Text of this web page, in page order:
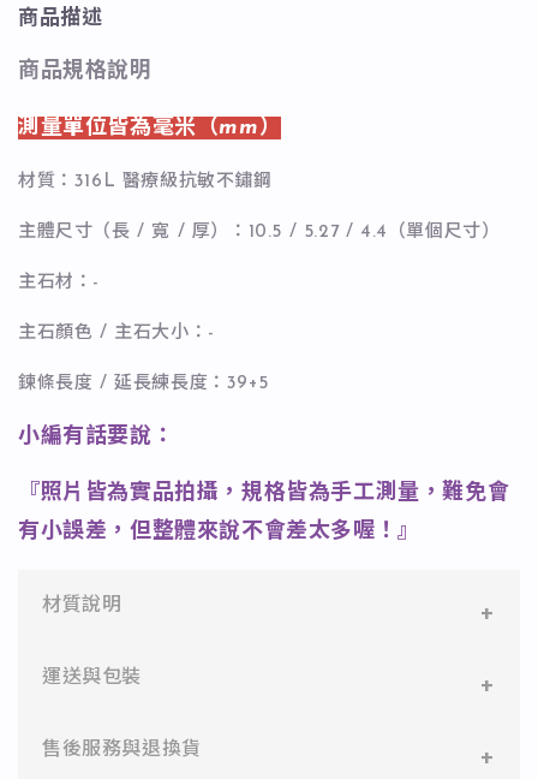
商品描述
商品規格說明
測量單位皆為毫米（mm）
材質：316L 醫療級抗敏不鏽鋼
主體尺寸（長 / 寬 / 厚）：10.5 / 5.27 / 4.4（單個尺寸）
主石材：-
主石顏色 / 主石大小：-
鍊條長度 / 延長練長度：39+5
小編有話要說：
『照片皆為實品拍攝，規格皆為手工測量，難免會
有小誤差，但整體來說不會差太多喔！』
材質說明
✻ 316L不鏽鋼
✻ 925純銀
運送與包裝
一般會員：一件即享免運與精美包裝，超商取貨或宅配
售後服務與退換貨